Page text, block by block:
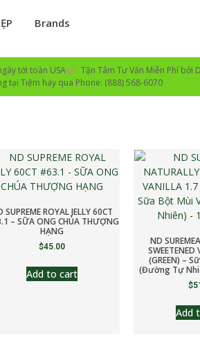
Brands
tới toàn USA
Tận Tâm Tư Vấn Miễn Phí bởi
tại Tiệm hay qua Phone: (888) 568-6070
SUPREME ROYAL JELLY 60CT
– SỮA ONG CHÚA THƯỢNG
HẠNG
$45.00
Add to cart
ND
SWEETENED
(GREEN) –
(Đường Tự
$
Add